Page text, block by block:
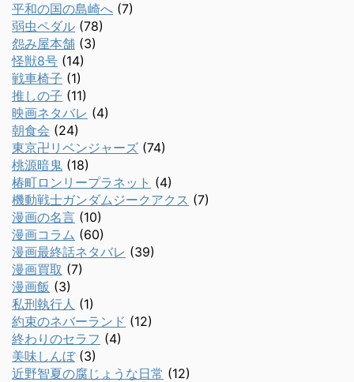
平和の国の島崎へ (7)
弱虫ペダル (78)
怨み屋本舗 (3)
怪獣8号 (14)
戦車椅子 (1)
推しの子 (11)
映画ネタバレ (4)
朝食会 (24)
東京卍リベンジャーズ (74)
桃源暗鬼 (18)
椿町ロンリープラネット (4)
機動戦士ガンダムジークアクス (7)
漫画の名言 (10)
漫画コラム (60)
漫画最終話ネタバレ (39)
漫画買取 (7)
漫画飯 (3)
私刑執行人 (1)
約束のネバーランド (12)
終わりのセラフ (4)
美味しんぼ(3)
近野智夏の腐じょうな日常 (12)